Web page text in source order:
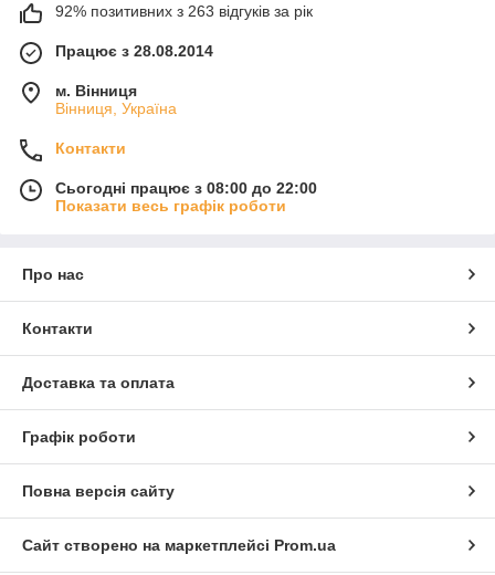
92% позитивних з 263 відгуків за рік
Працює з 28.08.2014
м. Вінниця
Вінниця, Україна
Контакти
Сьогодні працює з 08:00 до 22:00
Показати весь графік роботи
Про нас
Контакти
Доставка та оплата
Графік роботи
Повна версія сайту
Сайт створено на маркетплейсі Prom.ua